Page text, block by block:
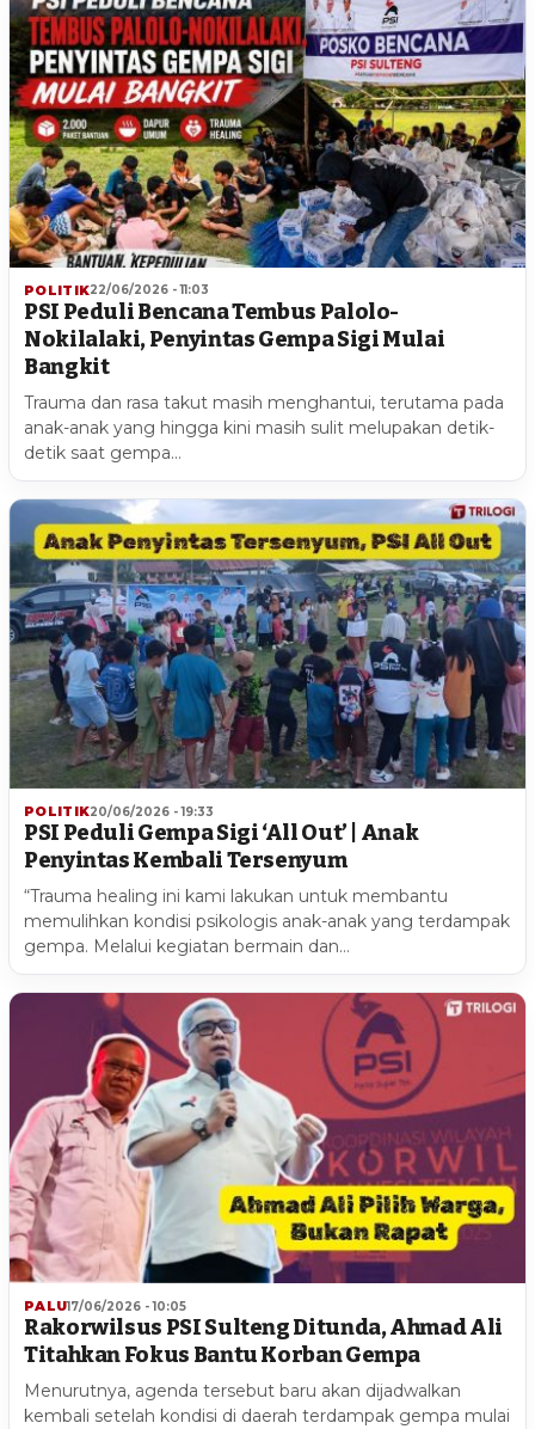
POLITIK22/06/2026 - 11:03
PSI Peduli Bencana Tembus Palolo-
Nokilalaki, Penyintas Gempa Sigi Mulai
Bangkit
Trauma dan rasa takut masih menghantui, terutama pada
anak-anak yang hingga kini masih sulit melupakan detik-
detik saat gempa…
POLITIK20/06/2026 - 19:33
PSI Peduli Gempa Sigi ‘All Out’ | Anak
Penyintas Kembali Tersenyum
“Trauma healing ini kami lakukan untuk membantu
memulihkan kondisi psikologis anak-anak yang terdampak
gempa. Melalui kegiatan bermain dan…
PALU17/06/2026 - 10:05
Rakorwilsus PSI Sulteng Ditunda, Ahmad Ali
Titahkan Fokus Bantu Korban Gempa
Menurutnya, agenda tersebut baru akan dijadwalkan
kembali setelah kondisi di daerah terdampak gempa mulai